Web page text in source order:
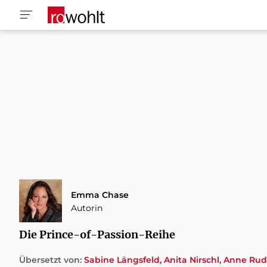
Emma Chase
Autorin
Die Prince-of-Passion-Reihe
Übersetzt von: Sabine Längsfeld Anita Nirschl Anne